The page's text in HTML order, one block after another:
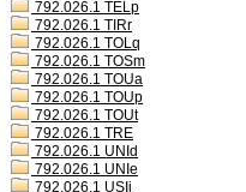
792.026.1 TELp
792.026.1 TIRr
792.026.1 TOLq
792.026.1 TOSm
792.026.1 TOUa
792.026.1 TOUp
792.026.1 TOUt
792.026.1 TRE
792.026.1 UNId
792.026.1 UNIe
792.026.1 USIi